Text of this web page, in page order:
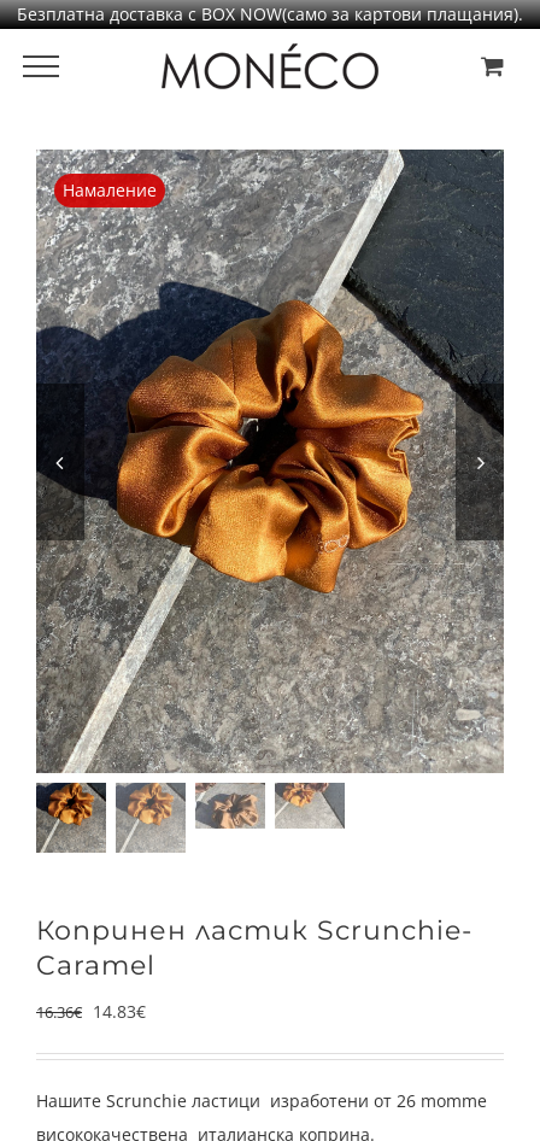
Безплатна доставка с BOX NOW(само за картови плащания).
към
Намаление
Копринен ластик Scrunchie-
Caramel
16.36€ 14.83€
Нашите Scrunchie ластици изработени от 26 momme
висококачествена италианска коприна.